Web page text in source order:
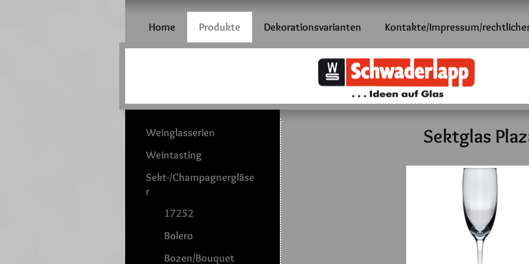
Home Produkte Dekorationsvarianten Kontakte/Impressum/
Sektglas
Weinglasserien
Weintasting
Sekt-/Champagnergläse
r
17252
Bolero
Bozen/Bouquet